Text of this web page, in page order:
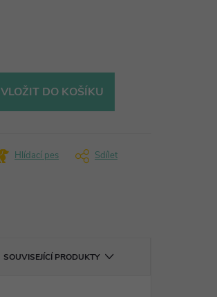
VLOŽIT DO KOŠÍKU
Hlídací pes Sdílet
SOUVISEJÍCÍ PRODUKTY